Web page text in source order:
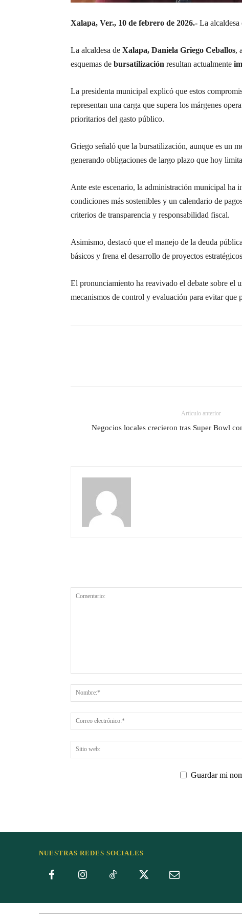
Xalapa, Ver., 10 de febrero de 2026.- La alcaldesa
La alcaldesa de Xalapa, Daniela Griego Ceballos,
esquemas de bursatilización resultan actualmente
La presidenta municipal explicó que estos
representan una carga que supera los márgenes
prioritarios del gasto público.
Griego señaló que la bursatilización, aunque es un
generando obligaciones de largo plazo que hoy
Ante este escenario, la administración municipal ha
condiciones más sostenibles y un calendario de
criterios de transparencia y responsabilidad fiscal.
Asimismo, destacó que el manejo de la deuda
básicos y frena el desarrollo de proyectos
El pronunciamiento ha reavivado el debate sobre el
mecanismos de control y evaluación para evitar que
Artículo anterior
Negocios locales crecieron tras Super Bowl
Guardar mi
NUESTRAS REDES SOCIALES